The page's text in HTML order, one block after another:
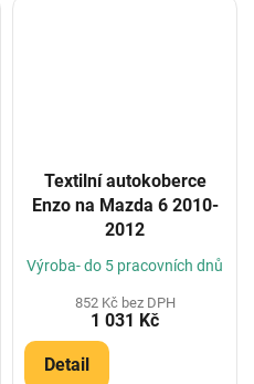
Textilní autokoberce
Enzo na Mazda 6 2010-
2012
Výroba- do 5 pracovních dnů
852 Kč bez DPH
1 031 Kč
Detail